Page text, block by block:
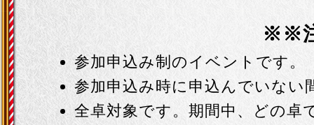
※※
参加申込み制のイベントです。
参加申込み時に申込んでいな
全卓対象です。期間中、どの卓